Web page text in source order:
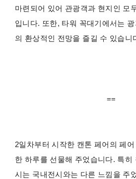
마련되어 있어 관광객과 현지인 모
입니다. 또한, 타워 꼭대기에서는
의 환상적인 전망을 즐길 수 있습니
==
2일차부터 시작한 캔톤 페어의 페
한 하루를 선물해 주었습니다. 특히
시는 국내전시와는 다른 느낌을 주